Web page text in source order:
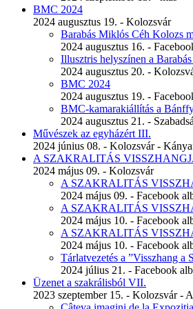
BMC 2024
2024 augusztus 19. - Kolozsvár
Barabás Miklós Céh Kolozs
2024 augusztus 16. -
Illusztris helyszínen a
2024 augusztus 20. -
BMC 2024
2024 augusztus 19. -
BMC-kamarakiállítás a
2024 augusztus 21. -
Művészek az egyházért III.
2024 június 08. - Kolozsvár -
A SZAKRALITÁS
2024 május 09. - Kolozsvár
A SZAKRALITÁS
2024 május 09. - Facebook
A SZAKRALITÁS
2024 május 10. - Facebook
A SZAKRALITÁS
2024 május 10. - Facebook
Tárlatvezetés a ”Visszhang a
2024 július 21. - Facebook
Üzenet a szakrálisból VII.
2023 szeptember 15. - Kolozsvár -